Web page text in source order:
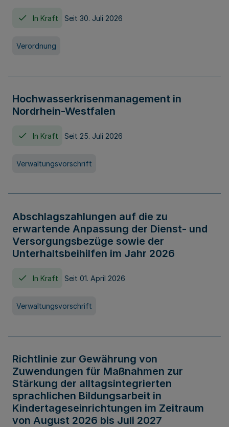
In Kraft Seit 30. Juli 2026
Verordnung
Hochwasserkrisenmanagement in
Nordrhein-Westfalen
In Kraft Seit 25. Juli 2026
Verwaltungsvorschrift
Abschlagszahlungen auf die zu
erwartende Anpassung der Dienst- und
Versorgungsbezüge sowie der
Unterhaltsbeihilfen im Jahr 2026
In Kraft Seit 01. April 2026
Verwaltungsvorschrift
Richtlinie zur Gewährung von
Zuwendungen für Maßnahmen zur
Stärkung der alltagsintegrierten
sprachlichen Bildungsarbeit in
Kindertageseinrichtungen im Zeitraum
von August 2026 bis Juli 2027